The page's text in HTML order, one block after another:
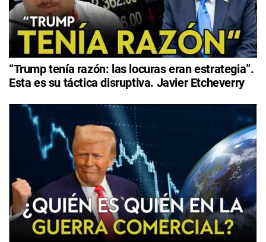
“Trump tenía razón: las locuras eran estrategia”.
Esta es su táctica disruptiva. Javier Etcheverry